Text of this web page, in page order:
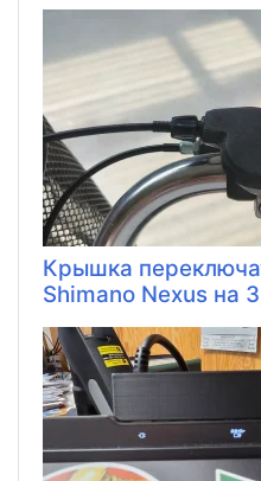
Крышка
Shimano Nexus на